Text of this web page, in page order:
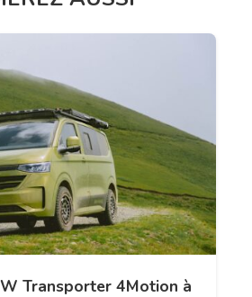
Transporter 4Motion à